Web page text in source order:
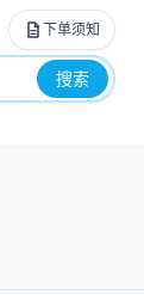
下单须知
搜索